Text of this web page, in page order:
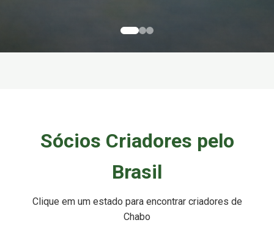
Sócios Criadores pelo
Brasil
Clique em um estado para encontrar criadores de
Chabo